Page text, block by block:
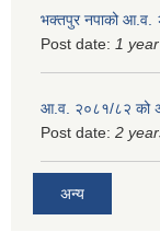
भक्तपुर नपाको आ.व.
Post date: 1
आ.व. २०८१/८२ को
Post date: 2
अन्य